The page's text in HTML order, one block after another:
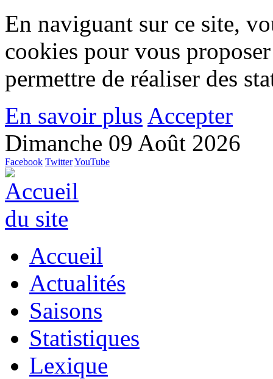
En naviguant sur ce site,
cookies pour vous
permettre de réaliser des
En savoir plus Accepter
Dimanche 09 Août 2026
Facebook TwitterYouTube
Accueil
Actualités
Saisons
Statistiques
Lexique